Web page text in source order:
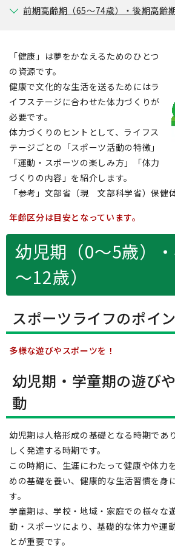
前期高齢期（65～74歳）・後期高齢
「健康」は夢をかなえるためのひとつ
の資源です。
健康で文化的な生活を送るためにはラ
イフステージに合わせた体力づくりが
必要です。
体力づくりのヒントとして、ライフス
テージごとの「スポーツ活動の特徴」
「運動・スポーツの楽しみ方」「体力
づくりの内容」を紹介します。
「参考」文部省（現 文部科学省）保健
年齢区分は目安となっています。
幼児期（0～5歳）
～12歳）
スポーツライフのポイ
多様な遊びやスポーツを！
幼児期・学童期の遊び
動
幼児期は人格形成の基礎となる時期であ
しく発達する時期です。
この時期に、生涯にわたって健康や体力
めの基礎を養い、健康的な生活習慣を身
す。
学童期は、学校・地域・家庭での様々な
動・スポーツにより、基礎的な体力や運
とが重要です。